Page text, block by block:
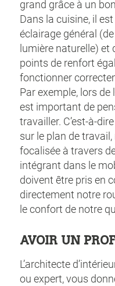
grand grâce à un
Dans la cuisine, il
éclairage général
lumière naturelle) et
points de renfort
fonctionner
Par exemple, lors
est important de
travailler. C’est-à-
sur le plan de
focalisée à travers
intégrant dans le
doivent être pris en
directement notre
le confort de notre
AVOIR UN
L’architecte
ou expert, vous